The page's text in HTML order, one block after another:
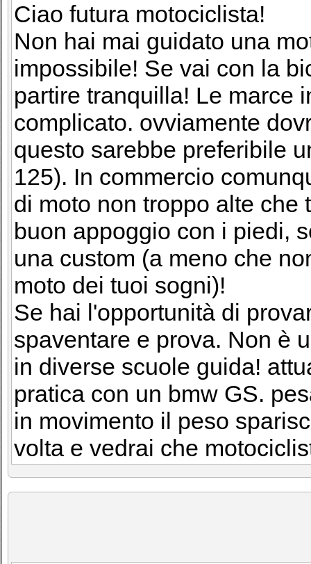
Ciao futura motociclista!
Non hai mai guidato una
impossibile! Se vai con la
partire tranquilla! Le marce
complicato. ovviamente
questo sarebbe preferibile
125). In commercio
di moto non troppo alte che
buon appoggio con i piedi,
una custom (a meno che
moto dei tuoi sogni)!
Se hai l'opportunità di
spaventare e prova. Non è
in diverse scuole guida!
pratica con un bmw GS.
in movimento il peso
volta e vedrai che